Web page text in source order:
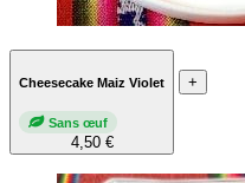
Cheesecake Maiz Violet
Sans œuf
4,50 €
+